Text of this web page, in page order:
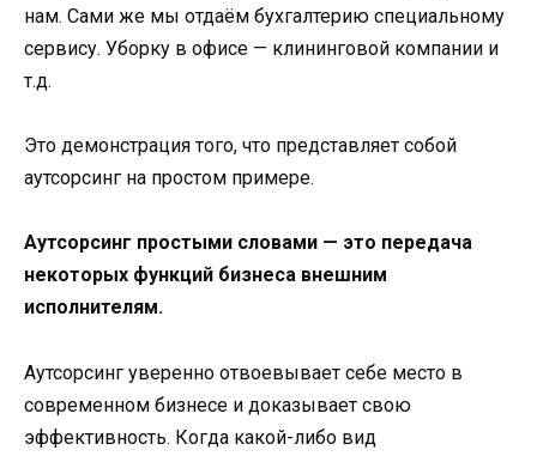
нам. Сами же мы отдаём бухгалтерию специальному
сервису. Уборку в офисе — клининговой компании и
т.д.
Это демонстрация того, что представляет собой
аутсорсинг на простом примере.
Аутсорсинг простыми словами — это передача
некоторых функций бизнеса внешним
исполнителям.
Аутсорсинг уверенно отвоевывает себе место в
современном бизнесе и доказывает свою
эффективность. Когда какой-либо вид